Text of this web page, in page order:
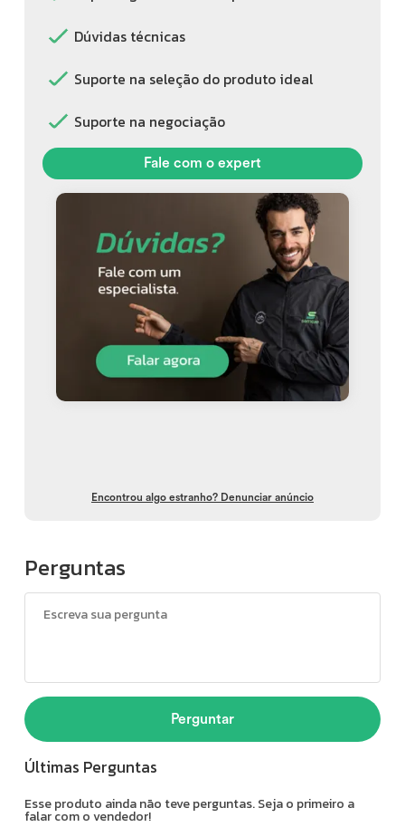
Perguntas
Perguntar
Últimas Perguntas
Esse produto ainda não teve perguntas. Seja o primeiro a
falar com o vendedor!
Dúvidas técnicas
Suporte na seleção do produto ideal
Suporte na negociação
Fale com o expert
Encontrou algo estranho? Denunciar anúncio